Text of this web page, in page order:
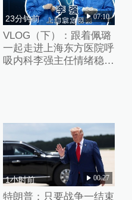
23分钟前 07:10
VLOG（下）：跟着佩璐
一起走进上海东方医院呼
吸内科李强主任情绪稳
1小时前 00:27
特朗普：只要战争一结束